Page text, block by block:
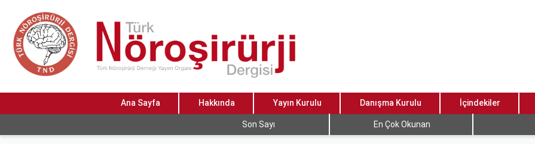
Ana Sayfa Hakkında Yayın Kurulu Danışma Kurulu İçindekiler
Son Sayı En Çok Okunan